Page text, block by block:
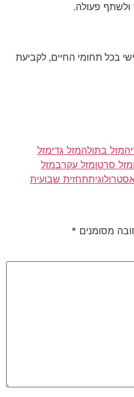
ולשתף פעולה.
בכל תחומי החיים, לקביעת
מזל בתולהמזל גדימזל
מזל סרטןמזל עקרבמזל
תחזית שבועית
מסומנים *